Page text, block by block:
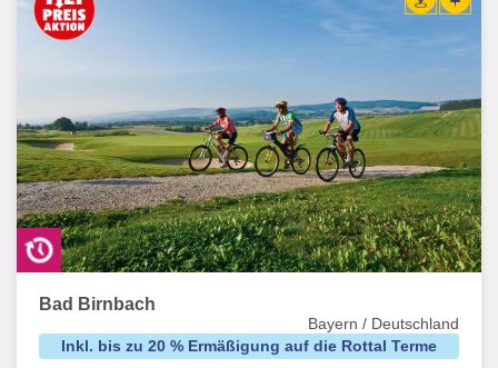
Bad Birnbach
Bayern / Deutschland
Inkl. bis zu 20 % Ermäßigung auf die Rottal Terme